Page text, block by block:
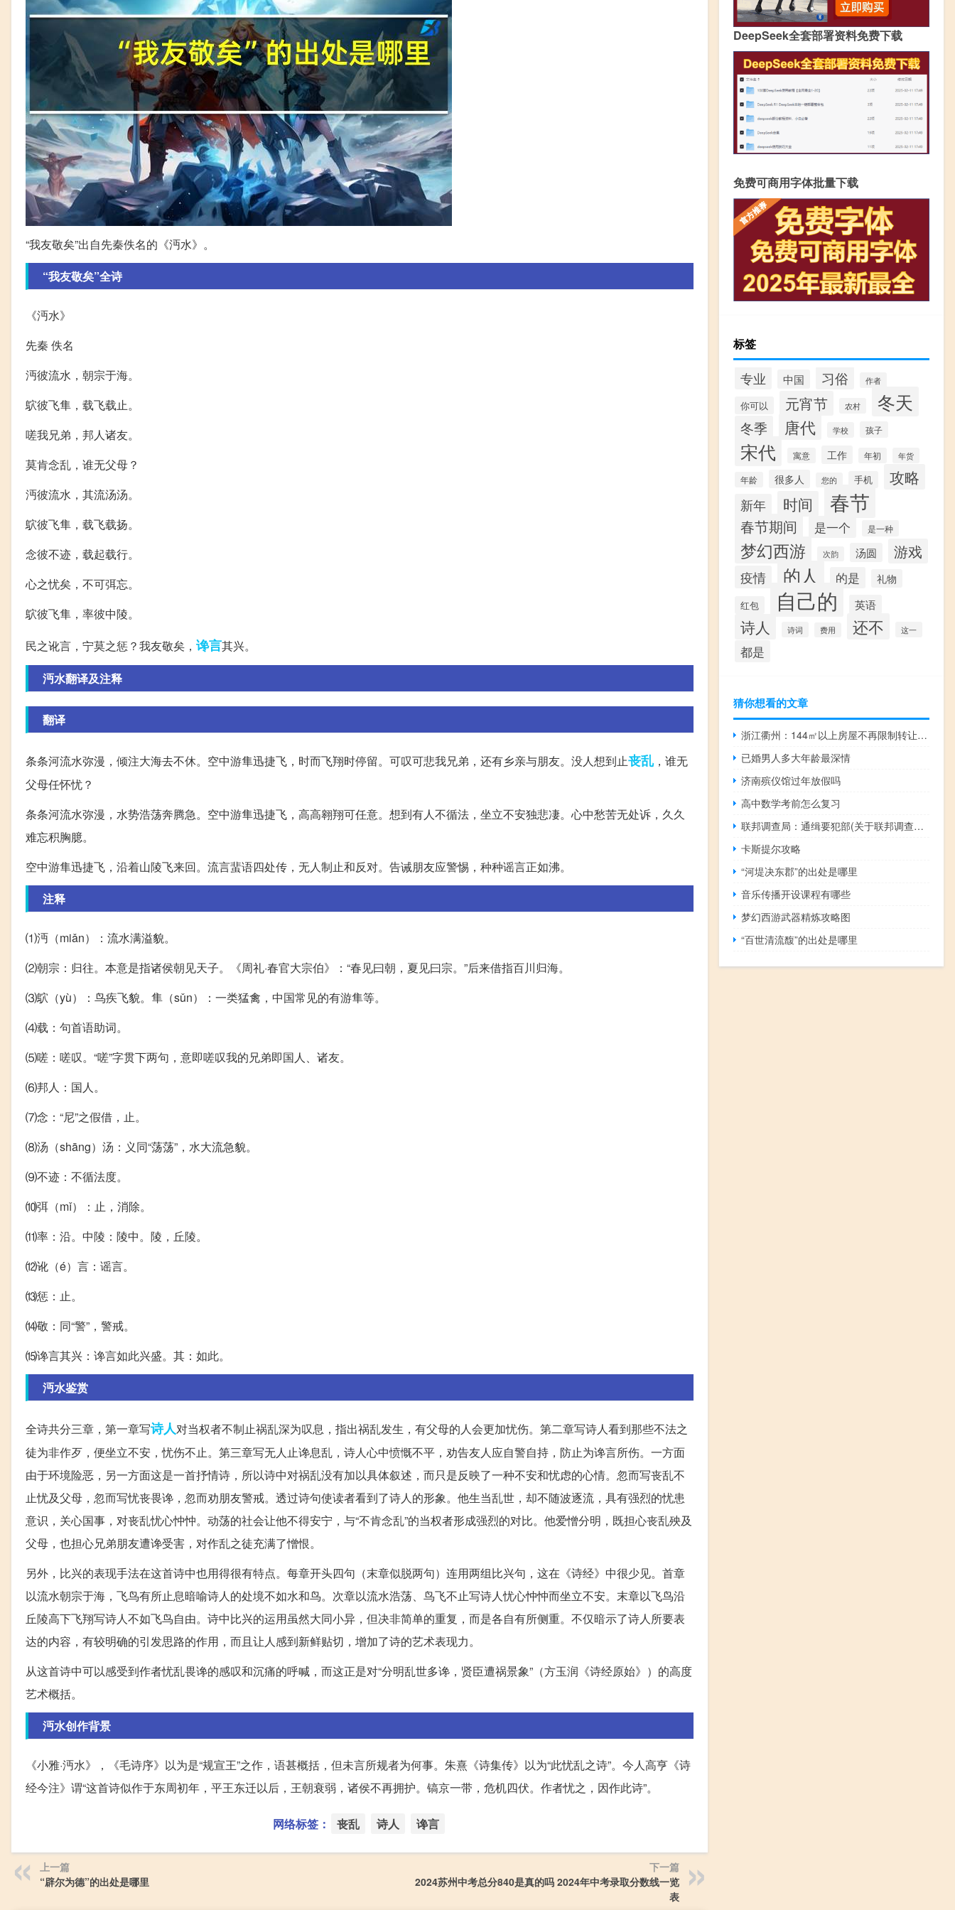
“我友敬矣”出自先秦佚名的《沔水》。
“我友敬矣”全诗
《沔水》
先秦 佚名
沔彼流水，朝宗于海。
鴥彼飞隼，载飞载止。
嗟我兄弟，邦人诸友。
莫肯念乱，谁无父母？
沔彼流水，其流汤汤。
鴥彼飞隼，载飞载扬。
念彼不迹，载起载行。
心之忧矣，不可弭忘。
鴥彼飞隼，率彼中陵。
民之讹言，宁莫之惩？我友敬矣， 谗言其兴。
沔水翻译及注释
翻译
条条河流水弥漫，倾注大海去不休。空中游隼迅捷飞，时而飞翔时停留。可叹可悲我兄弟，还有乡亲与朋友。没人想到止丧乱，谁无
父母任怀忧？
条条河流水弥漫，水势浩荡奔腾急。空中游隼迅捷飞，高高翱翔可任意。想到有人不循法，坐立不安独悲凄。心中愁苦无处诉，久久
难忘积胸臆。
空中游隼迅捷飞，沿着山陵飞来回。流言蜚语四处传，无人制止和反对。告诫朋友应警惕，种种谣言正如沸。
注释
⑴沔（miǎn）：流水满溢貌。
⑵朝宗：归往。本意是指诸侯朝见天子。《周礼·春官大宗伯》：“春见曰朝，夏见曰宗。”后来借指百川归海。
⑶鴥（yù）：鸟疾飞貌。隼（sǔn）：一类猛禽，中国常见的有游隼等。
⑷载：句首语助词。
⑸嗟：嗟叹。“嗟”字贯下两句，意即嗟叹我的兄弟即国人、诸友。
⑹邦人：国人。
⑺念：“尼”之假借，止。
⑻汤（shāng）汤：义同“荡荡”，水大流急貌。
⑼不迹：不循法度。
⑽弭（mǐ）：止，消除。
⑾率：沿。中陵：陵中。陵，丘陵。
⑿讹（é）言：谣言。
⒀惩：止。
⒁敬：同“警”，警戒。
⒂谗言其兴：谗言如此兴盛。其：如此。
沔水鉴赏
全诗共分三章，第一章写诗人对当权者不制止祸乱深为叹息，指出祸乱发生，有父母的人会更加忧伤。第二章写诗人看到那些不法之
徒为非作歹，便坐立不安，忧伤不止。第三章写无人止谗息乱，诗人心中愤慨不平，劝告友人应自警自持，防止为谗言所伤。一方面
由于环境险恶，另一方面这是一首抒情诗，所以诗中对祸乱没有加以具体叙述，而只是反映了一种不安和忧虑的心情。忽而写丧乱不
止忧及父母，忽而写忧丧畏谗，忽而劝朋友警戒。透过诗句使读者看到了诗人的形象。他生当乱世，却不随波逐流，具有强烈的忧患
意识，关心国事，对丧乱忧心忡忡。动荡的社会让他不得安宁，与“不肯念乱”的当权者形成强烈的对比。他爱憎分明，既担心丧乱殃及
父母，也担心兄弟朋友遭谗受害，对作乱之徒充满了憎恨。
另外，比兴的表现手法在这首诗中也用得很有特点。每章开头四句（末章似脱两句）连用两组比兴句，这在《诗经》中很少见。首章
以流水朝宗于海，飞鸟有所止息暗喻诗人的处境不如水和鸟。次章以流水浩荡、鸟飞不止写诗人忧心忡忡而坐立不安。末章以飞鸟沿
丘陵高下飞翔写诗人不如飞鸟自由。诗中比兴的运用虽然大同小异，但决非简单的重复，而是各自有所侧重。不仅暗示了诗人所要表
达的内容，有较明确的引发思路的作用，而且让人感到新鲜贴切，增加了诗的艺术表现力。
从这首诗中可以感受到作者忧乱畏谗的感叹和沉痛的呼喊，而这正是对“分明乱世多谗，贤臣遭祸景象”（方玉润《诗经原始》）的高度
艺术概括。
沔水创作背景
《小雅·沔水》，《毛诗序》以为是“规宣王”之作，语甚概括，但未言所规者为何事。朱熹《诗集传》以为“此忧乱之诗”。今人高亨《诗
经今注》谓“这首诗似作于东周初年，平王东迁以后，王朝衰弱，诸侯不再拥护。镐京一带，危机四伏。作者忧之，因作此诗”。
网络标签： 丧乱 诗人 谗言
上一篇
“辟尔为德”的出处是哪里
下一篇
2024苏州中考总分840是真的吗 2024年中考录取分数线一览
表
DeepSeek全套部署资料免费下载
免费可商用字体批量下载
标签
专业 中国 习俗 作者
你可以 元宵节 农村 冬天
冬季 唐代 学校 孩子
宋代 寓意 工作 年初 年货
年龄 很多人 您的 手机 攻略
新年 时间 春节
春节期间 是一个 是一种
梦幻西游 次韵 汤圆 游戏
疫情 的人 的是 礼物
红包 自己的 英语
诗人 诗词 费用 还不 这一
都是
猜你想看的文章
浙江衢州：144㎡以上房屋不再限制转让 对前1000套购买新房家庭给予补助
已婚男人多大年龄最深情
济南殡仪馆过年放假吗
高中数学考前怎么复习
联邦调查局：通缉要犯部(关于联邦调查局：通缉要犯部简述)
卡斯提尔攻略
“河堤决东郡”的出处是哪里
音乐传播开设课程有哪些
梦幻西游武器精炼攻略图
“百世清流馥”的出处是哪里